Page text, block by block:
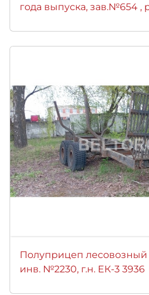
года выпуска, зав.№654 ,
Полуприцеп лесовозный
инв. №2230, г.н. ЕК-3 3936